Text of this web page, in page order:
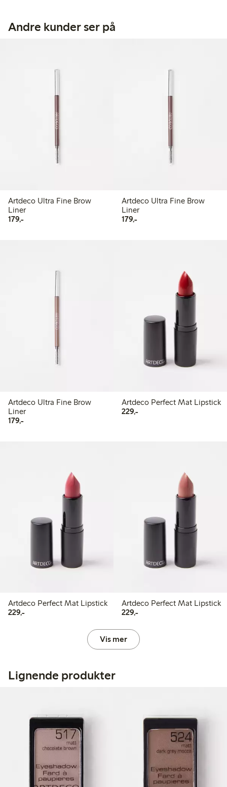
Andre kunder ser på
Artdeco Ultra Fine Brow
Liner
179,-179,00 kr
Artdeco Ultra Fine Brow
Liner
179,-179,00 kr
Artdeco Ultra Fine Brow
Liner
179,-179,00 kr
Artdeco Perfect Mat Lipstick
229,-229,00 kr
Artdeco Perfect Mat Lipstick
229,-229,00 kr
Artdeco Perfect Mat Lipstick
229,-229,00 kr
Vis mer
Lignende produkter